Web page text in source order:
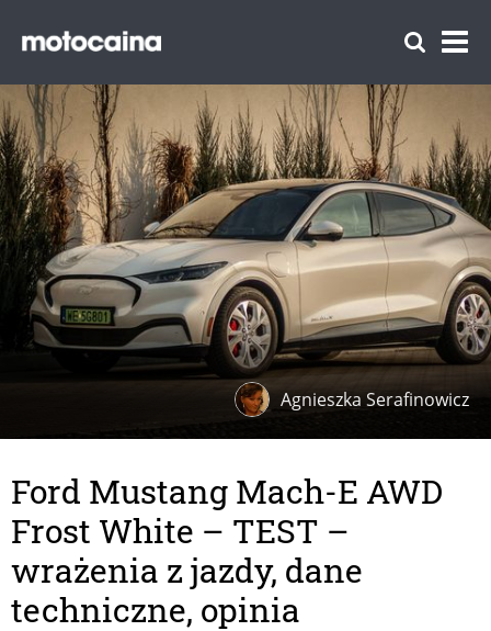
Agnieszka Serafinowicz
Ford Mustang Mach-E AWD
Frost White – TEST –
wrażenia z jazdy, dane
techniczne, opinia